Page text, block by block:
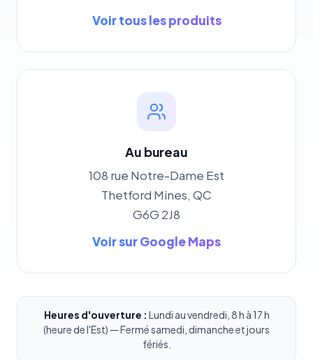
Voir tous les produits
Au bureau
108 rue Notre-Dame Est
Thetford Mines, QC
G6G 2J8
Voir sur Google Maps
Heures d'ouverture : Lundi au vendredi, 8 h à 17 h
(heure de l'Est) — Fermé samedi, dimanche et jours
fériés.